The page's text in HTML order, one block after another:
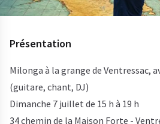
Présentation
Milonga à la grange de Ventressac,
(guitare, chant, DJ)
Dimanche 7 juillet de 15 h à 19 h
34 chemin de la Maison Forte -